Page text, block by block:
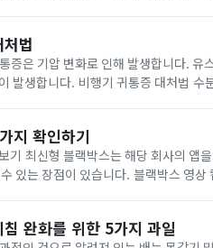
법
분히 하고, 이륙 및 착륙 시 유스타키
지 확인하기
다. 와이파
상 컴퓨터로 보는 법 마이크로 SD 카드 리더기를 이
완화를 위한 5가지 과일